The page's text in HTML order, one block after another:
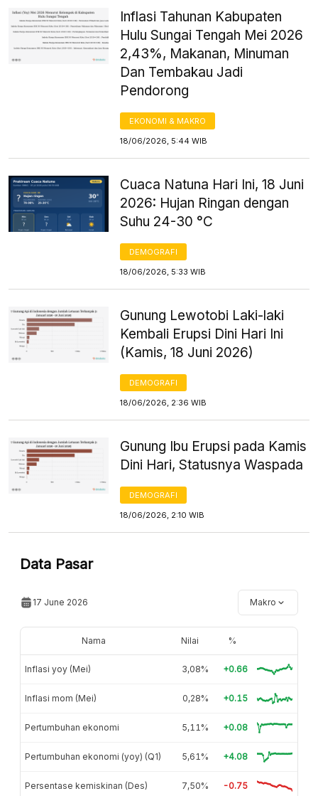
Inflasi Tahunan Kabupaten
Hulu Sungai Tengah Mei 2026
2,43%, Makanan, Minuman
Dan Tembakau Jadi
Pendorong
EKONOMI & MAKRO
18/06/2026, 5:44 WIB
Cuaca Natuna Hari Ini, 18 Juni
2026: Hujan Ringan dengan
Suhu 24-30 °C
DEMOGRAFI
18/06/2026, 5:33 WIB
Gunung Lewotobi Laki-laki
Kembali Erupsi Dini Hari Ini
(Kamis, 18 Juni 2026)
DEMOGRAFI
18/06/2026, 2:36 WIB
Gunung Ibu Erupsi pada Kamis
Dini Hari, Statusnya Waspada
DEMOGRAFI
18/06/2026, 2:10 WIB
Data Pasar
17 June 2026 Makro
Nama Nilai %
Inflasi yoy (Mei) 3,08% +0.66
Inflasi mom (Mei) 0,28% +0.15
Pertumbuhan ekonomi 5,11% +0.08
Pertumbuhan ekonomi (yoy) (Q1) 5,61% +4.08
Persentase kemiskinan (Des) 7,50% -0.75